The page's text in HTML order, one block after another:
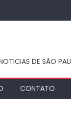
DE SÃO
CONTATO